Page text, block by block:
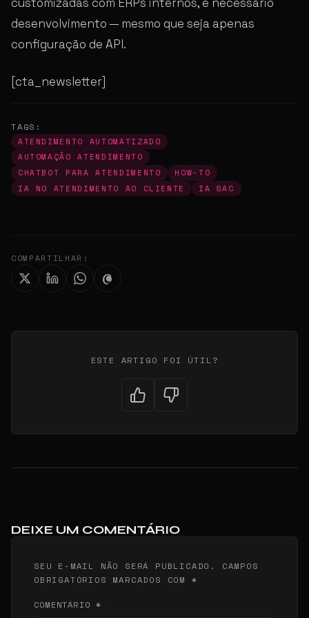
desenvolvimento — mesmo que seja apenas
configuração de API.
[cta_newsletter]
TAGS:
ATENDIMENTO AUTOMATIZADO
AUTOMAÇÃO ATENDIMENTO
CHATBOT PARA ATENDIMENTO
HOW-TO
IA NO ATENDIMENTO AO CLIENTE
IA SAC
COMPARTILHAR:
ESTE ARTIGO FOI ÚTIL?
DEIXE UM COMENTÁRIO
SEU E-MAIL NÃO SERÁ PUBLICADO. CAMPOS
OBRIGATÓRIOS MARCADOS COM *
COMENTÁRIO *